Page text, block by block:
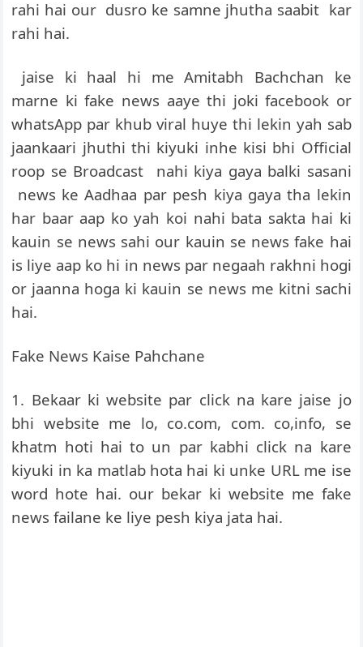
rahi hai our dusro ke samne jhutha saabit kar
rahi hai.
jaise ki haal hi me Amitabh Bachchan ke
marne ki fake news aaye thi joki facebook or
whatsApp par khub viral huye thi lekin yah sab
jaankaari jhuthi thi kiyuki inhe kisi bhi Official
roop se Broadcast nahi kiya gaya balki sasani
news ke Aadhaa par pesh kiya gaya tha lekin
har baar aap ko yah koi nahi bata sakta hai ki
kauin se news sahi our kauin se news fake hai
is liye aap ko hi in news par negaah rakhni hogi
or jaanna hoga ki kauin se news me kitni sachi
hai.
Fake News Kaise Pahchane
1. Bekaar ki website par click na kare jaise jo
bhi website me lo, co.com, com. co,info, se
khatm hoti hai to un par kabhi click na kare
kiyuki in ka matlab hota hai ki unke URL me ise
word hote hai. our bekar ki website me fake
news failane ke liye pesh kiya jata hai.